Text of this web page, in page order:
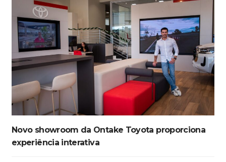
Novo showroom da Ontake Toyota proporciona
experiência interativa